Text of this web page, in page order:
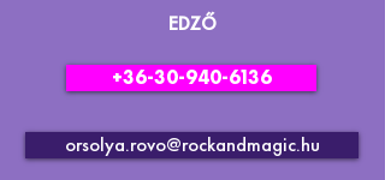
EDZŐ
+36-30-940-6136
orsolya.rovo@rockandmagic.hu